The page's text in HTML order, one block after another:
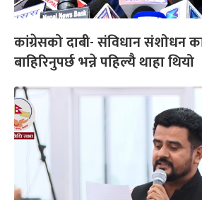
कांग्रेसको दाबी- संविधान संशोधन
बाहिरिनुपर्छ भन्ने पहिल्यै थाहा थियो